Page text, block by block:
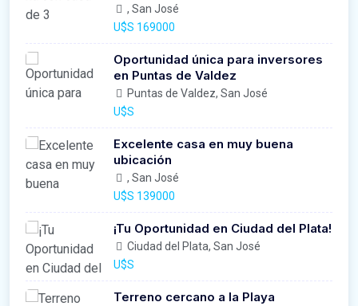
, San José
U$S 169000
Oportunidad única para inversores
en Puntas de Valdez
Puntas de Valdez, San José
U$S
Excelente casa en muy buena
ubicación
, San José
U$S 139000
¡Tu Oportunidad en Ciudad del Plata!
Ciudad del Plata, San José
U$S
Terreno cercano a la Playa